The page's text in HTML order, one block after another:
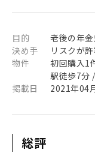
目的
老後の年
決め手
リスクが
物件
初回購入1
駅徒歩7分
掲載日
2021年04
総評